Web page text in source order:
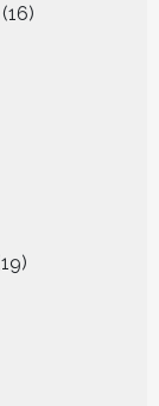
16
producten
19
producten